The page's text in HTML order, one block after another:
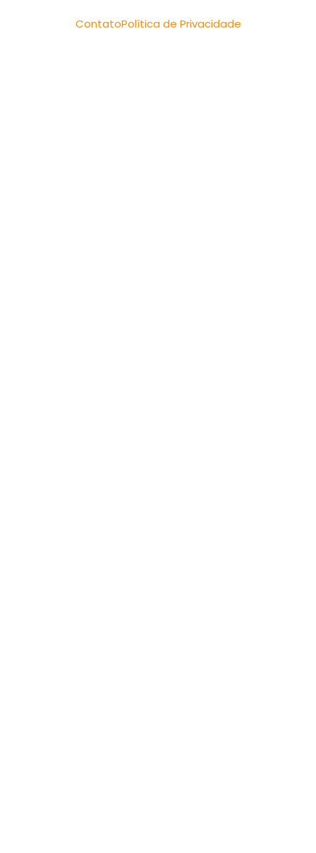
ContatoPolítica de Privacidade